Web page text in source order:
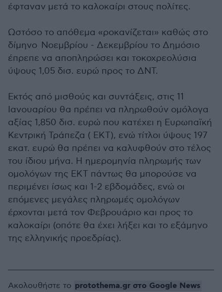
έφταναν μετά το καλοκαίρι στους πολίτες.
Ωστόσο το απόθεμα «ροκανίζεται» καθώς στο
δίμηνο Νοεμβρίου - Δεκεμβρίου το Δημόσιο
έπρεπε να αποπληρώσει και τοκοχρεολύσια
ύψους 1,05 δισ. ευρώ προς το ΔΝΤ.
Εκτός από μισθούς και συντάξεις, στις 11
Ιανουαρίου θα πρέπει να πληρωθούν ομόλογα
αξίας 1,850 δισ. ευρώ που κατέχει η Ευρωπαϊκή
Κεντρική Τράπεζα ( ΕΚΤ), ενώ τίτλοι ύψους 197
εκατ. ευρώ θα πρέπει να καλυφθούν στο τέλος
του ίδιου μήνα. Η ημερομηνία πληρωμής των
ομολόγων της ΕΚΤ πάντως θα μπορούσε να
περιμένει ίσως και 1-2 εβδομάδες, ενώ οι
επόμενες μεγάλες πληρωμές ομολόγων
έρχονται μετά τον Φεβρουάριο και προς το
καλοκαίρι (οπότε θα έχει λήξει και το εξάμηνο
της ελληνικής προεδρίας).
Ακολουθήστε το protothema.gr στο Google News